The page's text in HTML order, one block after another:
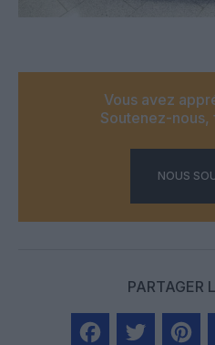
Vous avez
Soutenez-nous,
NOUS
PARTAGER